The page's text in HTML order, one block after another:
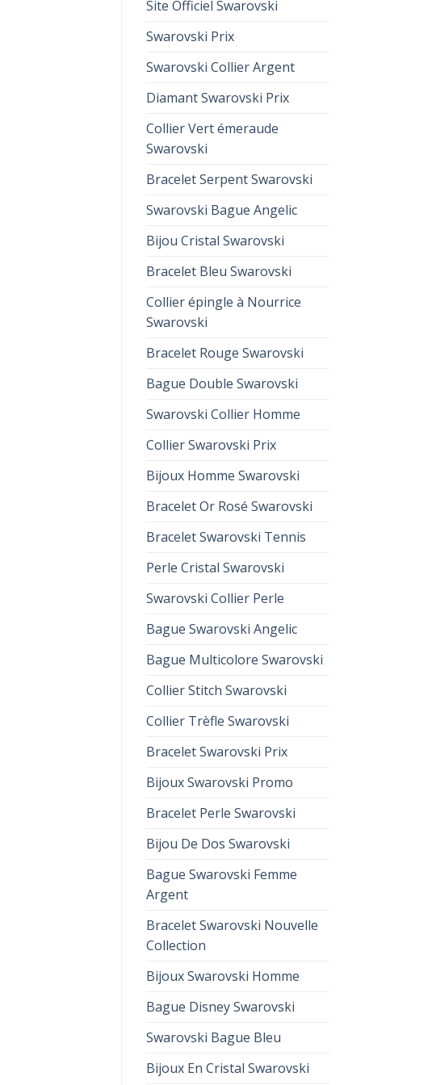
Site Officiel Swarovski
Swarovski Prix
Swarovski Collier Argent
Diamant Swarovski Prix
Collier Vert émeraude
Swarovski
Bracelet Serpent Swarovski
Swarovski Bague Angelic
Bijou Cristal Swarovski
Bracelet Bleu Swarovski
Collier épingle à Nourrice
Swarovski
Bracelet Rouge Swarovski
Bague Double Swarovski
Swarovski Collier Homme
Collier Swarovski Prix
Bijoux Homme Swarovski
Bracelet Or Rosé Swarovski
Bracelet Swarovski Tennis
Perle Cristal Swarovski
Swarovski Collier Perle
Bague Swarovski Angelic
Bague Multicolore Swarovski
Collier Stitch Swarovski
Collier Trèfle Swarovski
Bracelet Swarovski Prix
Bijoux Swarovski Promo
Bracelet Perle Swarovski
Bijou De Dos Swarovski
Bague Swarovski Femme
Argent
Bracelet Swarovski Nouvelle
Collection
Bijoux Swarovski Homme
Bague Disney Swarovski
Swarovski Bague Bleu
Bijoux En Cristal Swarovski